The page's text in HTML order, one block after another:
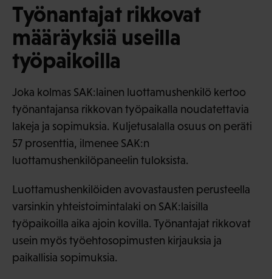
Työnantajat rikkovat
määräyksiä useilla
työpaikoilla
Joka kolmas SAK:lainen luottamushenkilö kertoo
työnantajansa rikkovan työpaikalla noudatettavia
lakeja ja sopimuksia. Kuljetusalalla osuus on peräti
57 prosenttia, ilmenee SAK:n
luottamushenkilöpaneelin tuloksista.
Luottamushenkilöiden avovastausten perusteella
varsinkin yhteistoimintalaki on SAK:laisilla
työpaikoilla aika ajoin kovilla. Työnantajat rikkovat
usein myös työehtosopimusten kirjauksia ja
paikallisia sopimuksia.